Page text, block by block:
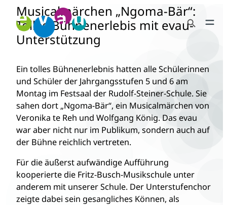
Zum
Inhalt
springen
Search Button
Musicalmärchen „Ngoma-Bär“:
Tolles Bühnenerlebis mit evau-
Unterstützung
Ein tolles Bühnenerlebnis hatten alle Schülerinnen
und Schüler der Jahrgangsstufen 5 und 6 am
Montag im Festsaal der Rudolf-Steiner-Schule. Sie
sahen dort „Ngoma-Bär“, ein Musicalmärchen von
Veronika te Reh und Wolfgang König. Das evau
war aber nicht nur im Publikum, sondern auch auf
der Bühne reichlich vertreten.
Für die äußerst aufwändige Aufführung
kooperierte die Fritz-Busch-Musikschule unter
anderem mit unserer Schule. Der Unterstufenchor
zeigte dabei sein gesangliches Können, als